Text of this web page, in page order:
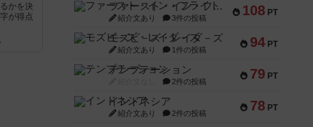
かを決
が得点
108 PT
ファースト・イン・フライト
紹介文あり 3件の投稿
94 PT
モズビ－ズ・レイダ－ズ
紹介文あり 1件の投稿
79 PT
テンプテーション
2件の投稿
78 PT
インドネシア
紹介文あり 2件の投稿